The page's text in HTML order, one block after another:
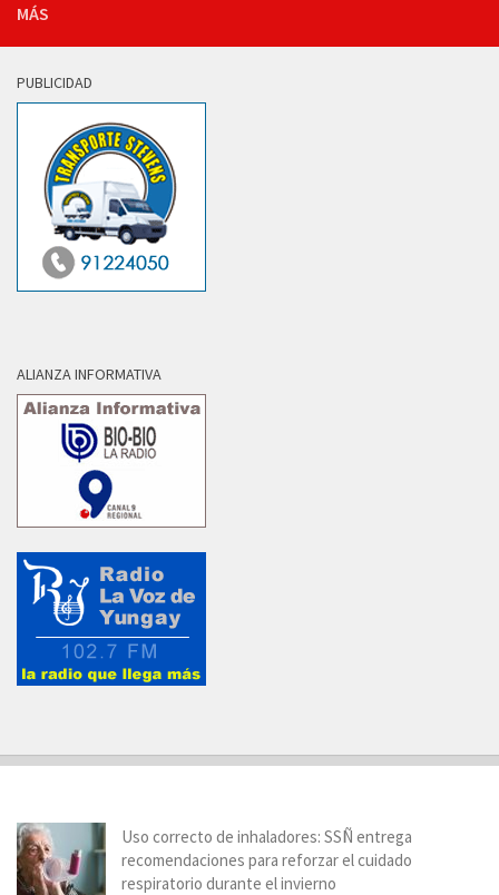
MÁS
PUBLICIDAD
ALIANZA INFORMATIVA
Uso correcto de inhaladores: SSÑ entrega
recomendaciones para reforzar el cuidado
respiratorio durante el invierno